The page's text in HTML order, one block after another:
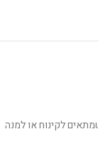
לקינוח או למנה